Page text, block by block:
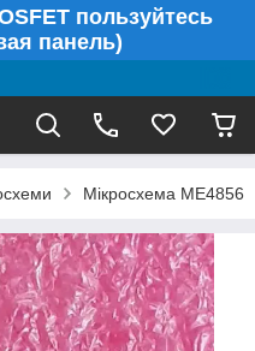
пользуйтесь
панель)
Мікросхема ME4856